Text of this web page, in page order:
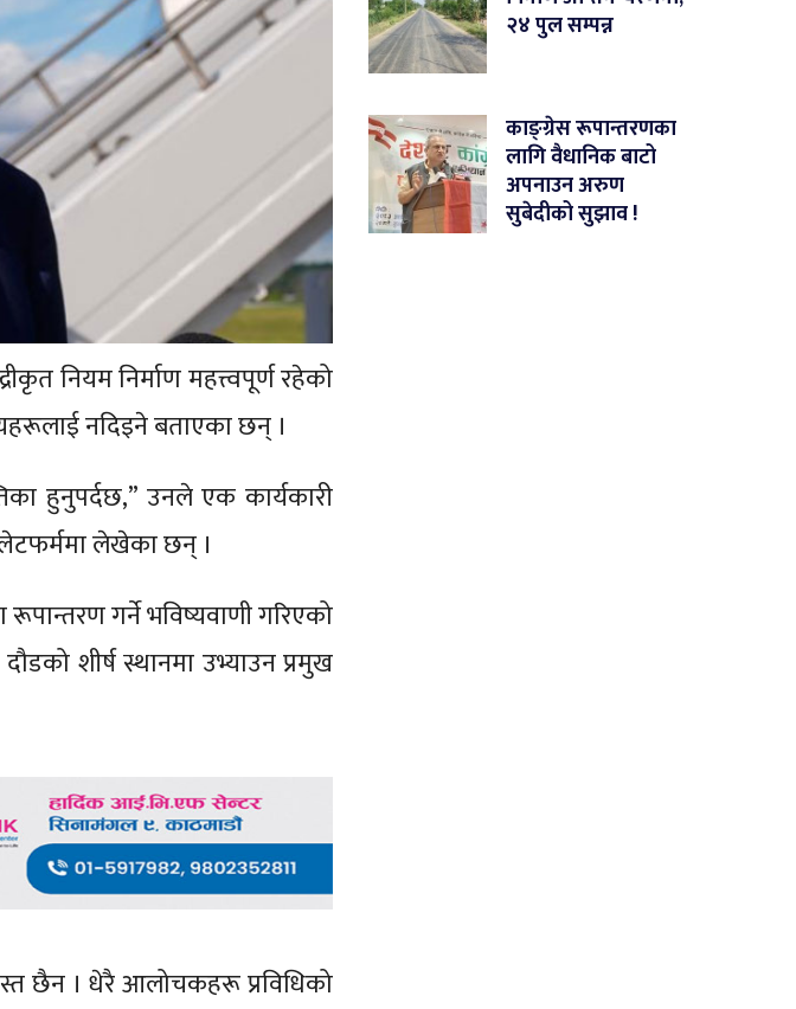
नियम निर्माण महत्त्वपूर्ण रहेको
नदिइने बताएका छन् ।
हुनुपर्दछ,” उनले एक कार्यकारी
लेखेका छन् ।
रूपान्तरण गर्ने भविष्यवाणी गरिएको
शीर्ष स्थानमा उभ्याउन प्रमुख
छैन । धेरै आलोचकहरू प्रविधिको
२४ पुल सम्पन्न
काङ्ग्रेस रूपान्तरणका
लागि वैधानिक बाटो
अपनाउन अरुण
सुबेदीको सुझाव !